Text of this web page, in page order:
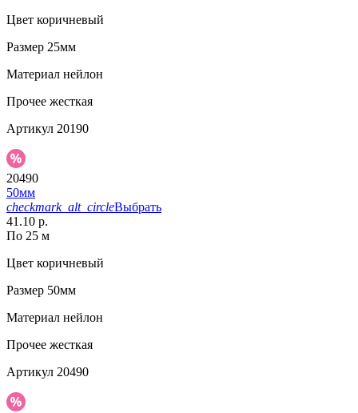
Цвет коричневый
Размер 25мм
Материал нейлон
Прочее жесткая
Артикул 20190
20490
50мм
checkmark_alt_circleВыбрать
41.10 р.
По 25 м
Цвет коричневый
Размер 50мм
Материал нейлон
Прочее жесткая
Артикул 20490